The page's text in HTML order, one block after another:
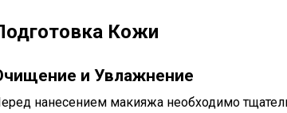
Кожи
и Увлажнение
нанесением макияжа необходимо